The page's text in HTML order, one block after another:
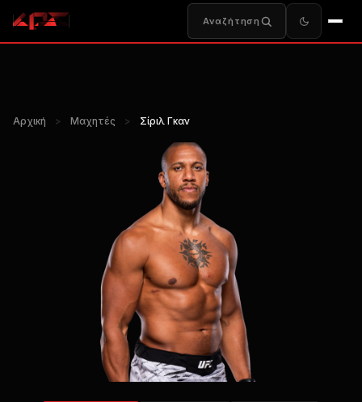
Αναζήτηση
Αρχική > Μαχητές > Σίριλ Γκαν